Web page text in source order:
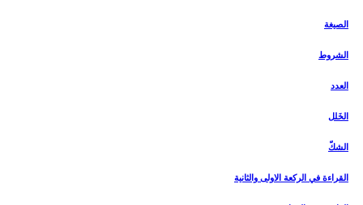
الصيغة
الشروط
العدد
الخَلل
الشكّ
القراءة في الركعة الاولى والثانية